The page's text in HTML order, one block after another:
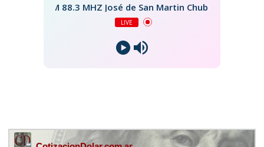
FM 88.3 MHZ José de San Martin Chubut
LIVE